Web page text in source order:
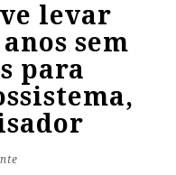
levar
sem
para